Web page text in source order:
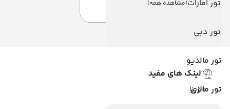
تور امارات(مشاهده همه)
تور دبی
تور مالدیو
تور مالزی
لینک های مفید
ویزا